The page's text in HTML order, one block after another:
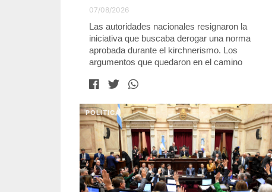
07/08/2026
Las autoridades nacionales resignaron la
iniciativa que buscaba derogar una norma
aprobada durante el kirchnerismo. Los
argumentos que quedaron en el camino
POLITICA